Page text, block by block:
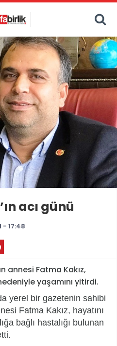
acı günü
- 17:48
annesi Fatma Kakız,
yaşamını yitirdi.
yerel bir gazetenin sahibi
Fatma Kakız, hayatını
bağlı hastalığı bulunan